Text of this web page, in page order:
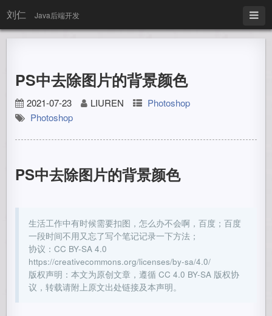
刘仁 Java后端开发
PS中去除图片的背景颜色
2021-07-23 LIUREN
Photoshop
Photoshop
PS中去除图片的背景颜色
生活工作中有时候需要扣图，怎么办不会啊，百度；百度
一段时间不用又忘了写个笔记记录一下方法；
协议：CC BY-SA 4.0
https://creativecommons.org/licenses/by-sa/4.0/
版权声明：本文为原创文章，遵循 CC 4.0 BY-SA 版权协
议，转载请附上原文出处链接及本声明。